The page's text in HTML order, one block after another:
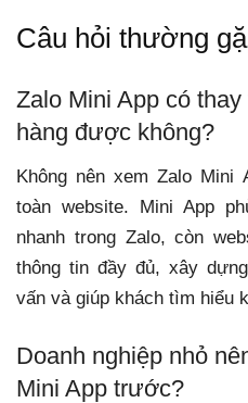
Câu hỏi thường
Zalo Mini App có
hàng được không?
Không nên xem Zalo Mini
toàn website. Mini App
nhanh trong Zalo, còn
thông tin đầy đủ, xây
vấn và giúp khách tìm hiểu
Doanh nghiệp nhỏ
Mini App trước?